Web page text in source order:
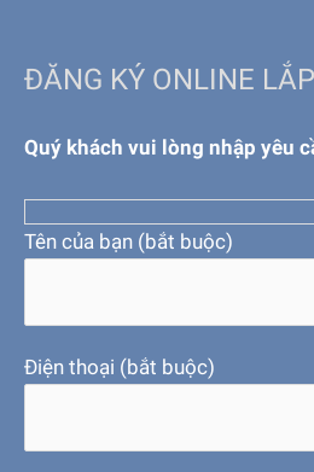
ĐĂNG KÝ ONLINE
Quý khách vui lòng nhập yêu
Tên của bạn (bắt buộc)
Điện thoại (bắt buộc)